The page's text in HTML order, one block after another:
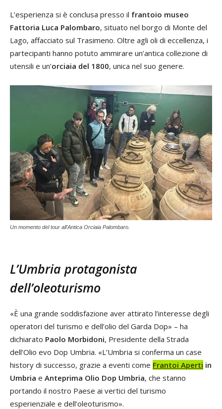
L’esperienza si è conclusa presso il frantoio museo
Fattoria Luca Palombaro, situato nel borgo di Monte del
Lago, affacciato sul Trasimeno. Oltre agli oli di eccellenza, i
partecipanti hanno potuto ammirare un’antica collezione di
utensili e un’orciaia del 1800, unica nel suo genere.
Un momento del tour all'Antica Orciaia Palombaro.
L’Umbria protagonista
dell’oleoturismo
«È una grande soddisfazione aver attirato l’interesse degli
operatori del turismo e dell’olio del Garda Dop» – ha
dichiarato Paolo Morbidoni, Presidente della Strada
dell’Olio evo Dop Umbria. «L’Umbria si conferma un case
history di successo, grazie a eventi come Frantoi Aperti in
Umbria e Anteprima Olio Dop Umbria, che stanno
portando il nostro Paese ai vertici del turismo
esperienziale e dell’oleoturismo».